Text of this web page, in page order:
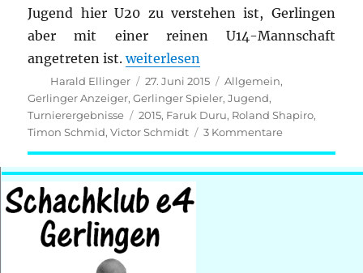
Jugend hier U20 zu verstehen ist, Gerlingen
aber mit einer reinen U14-Mannschaft
angetreten ist.„Gerlingen ist
weiterlesen
Autor
Harald Ellinger
Veröffentlicht
am
27. Juni 2015 Kategorien
Allgemein,
Gerlinger Anzeiger,Gerlinger Spieler,Jugend,
Turnierergebnisse
Schlagwörter
2015, Faruk Duru, Roland Shapiro,
Timon Schmid,Victor Schmidt 3 Kommentarezu
Gerlingen
ist